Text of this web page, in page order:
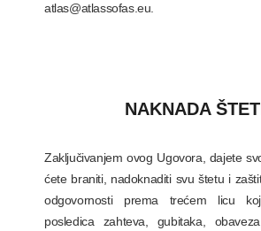
atlas@atlassofas.eu.
NAKNADA
Zaključivanjem ovog Ugovora, dajete
ćete braniti, nadoknaditi svu štetu i
odgovornosti prema trećem licu
posledica zahteva, gubitaka,